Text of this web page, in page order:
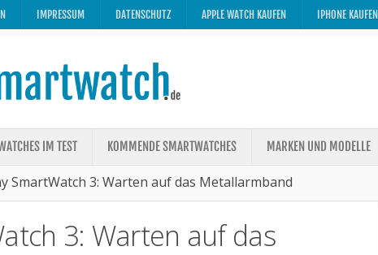
IMPRESSUM DATENSCHUTZ APPLE WATCH KAUFEN IPHONE KAUFEN
IM TEST KOMMENDE SMARTWATCHES MARKEN UND MODELLE
SmartWatch 3: Warten auf das Metallarmband
3: Warten auf das